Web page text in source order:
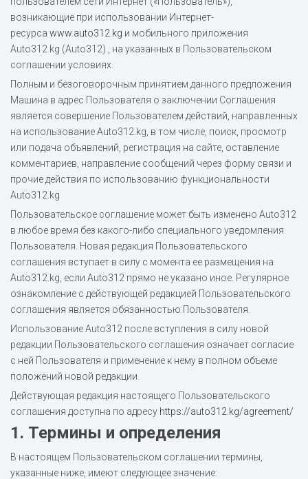
возникающие при использовании Интернет-
ресурса www.auto312.kg и мобильного приложения
Auto312.kg (Auto312) , на указанных в Пользовательском
соглашении условиях.
Полным и безоговорочным принятием данного предложения
Машина в адрес Пользователя о заключении Соглашения
является совершение Пользователем действий, направленных
на использование Auto312.kg, в том числе, поиск, просмотр
или подача объявлений, регистрация на сайте, оставление
комментариев, направление сообщений через форму связи и
прочие действия по использованию функциональности
Auto312.kg
Пользовательское соглашение может быть изменено Auto312
в любое время без какого-либо специального уведомления
Пользователя. Новая редакция Пользовательского
соглашения вступает в силу с момента ее размещения на
Auto312.kg, если Auto312 прямо не указано иное. Регулярное
ознакомление с действующей редакцией Пользовательского
соглашения является обязанностью Пользователя.
Использование Auto312 после вступления в силу новой
редакции Пользовательского соглашения означает согласие
с ней Пользователя и применение к нему в полном объеме
положений новой редакции.
Действующая редакция настоящего Пользовательского
соглашения доступна по адресу https://auto312.kg/agreement/
1. Термины и определения
В настоящем Пользовательском соглашении термины,
указанные ниже, имеют следующее значение: